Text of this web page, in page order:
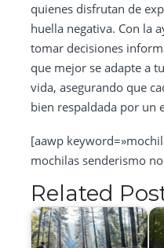
quienes disfrutan de
huella negativa. Con la
tomar decisiones
que mejor se adapte a
vida, asegurando que
bien respaldada por un
[aawp
mochilas senderismo
Related